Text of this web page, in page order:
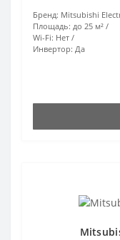
Бренд: Mitsubishi
Площадь: до 25 м²
Wi-Fi: Нет
Инвертор: Да